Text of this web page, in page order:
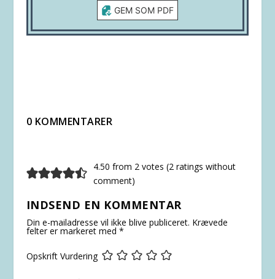
GEM SOM PDF
0 KOMMENTARER
4.50 from 2 votes (2 ratings without
comment)
INDSEND EN KOMMENTAR
Din e-mailadresse vil ikke blive publiceret. Krævede
felter er markeret med *
Opskrift Vurdering